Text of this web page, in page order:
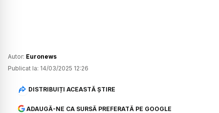
Autor: Euronews
Publicat la: 14/03/2025 12:26
DISTRIBUIȚI ACEASTĂ ȘTIRE
ADAUGĂ-NE CA SURSĂ PREFERATĂ PE GOOGLE